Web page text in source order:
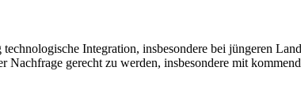
Integration, insbesondere bei jüngeren
gerecht zu werden, insbesondere mit